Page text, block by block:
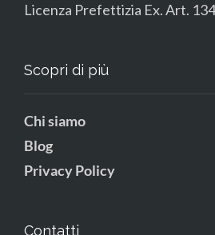
Licenza Prefettizia Ex. Art. 134
Scopri di più
Chi siamo
Blog
Privacy Policy
Contatti